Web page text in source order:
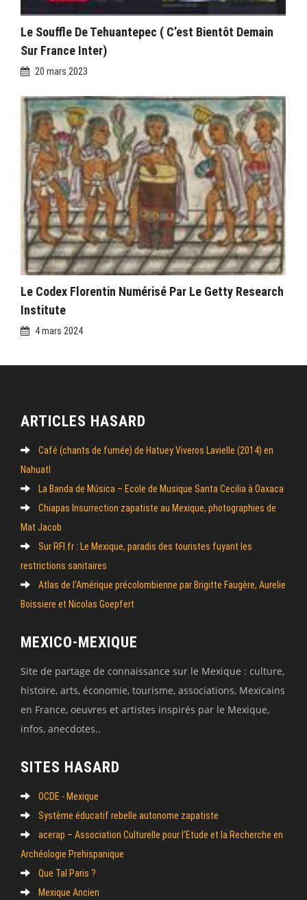
Le Souffle De Tehuantepec ( C’est Bientôt Demain
Sur France Inter)
20 mars 2023
Le Codex Florentin Numérisé Par Le Getty Research
Institute
4 mars 2024
ARTICLES HASARD
Café (chants de fumée) de Hatuey Viveros Lavielle (2014) en
Nahuatl
La Banda de Música – Ecole de Musique Santa Cecilia à Oaxaca
Chiapas Insurrection zapatiste au Mexique, photographies de
Mat Jacob
Sur RFI.fr : Le Mexique, paradis des touristes fuyant les
restrictions sanitaires
Atlas de l’Amérique précolombienne par Brigitte Faugère, Aurelie
Boissiere et Nicolas Goepfert
MEXICO-MEXIQUE
Site de partage de connaissance sur le Mexique : culture,
histoire, arts, économie, tourisme, associations, Mexicains
en France, oeuvres et artistes inspirés par le Mexique,
infos, anecdotes..
SITES HASARD
OCDE - Mexique
Système éducatif rebelle autonome zapatiste
acerap – Association Culturelle pour l’Etude et la Recherche en
Archéologie Prehispanique
Que Tal Paris ?
Mexique Ancien